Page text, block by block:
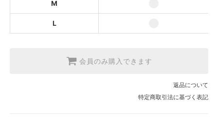
M
L
会員のみ購入できます
返品について
特定商取引法に基づく表記